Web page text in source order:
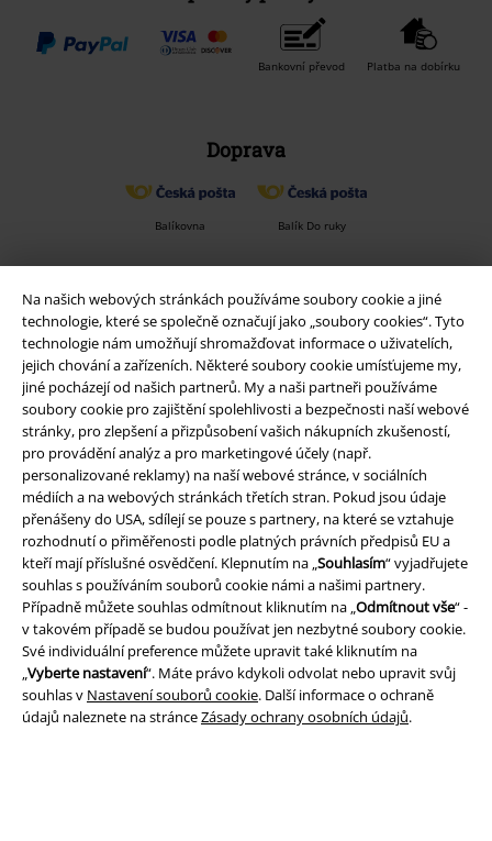
Na našich webových stránkách používáme soubory cookie a jiné
technologie, které se společně označují jako „soubory cookies“. Tyto
technologie nám umožňují shromažďovat informace o uživatelích,
jejich chování a zařízeních. Některé soubory cookie umísťujeme my,
jiné pocházejí od našich partnerů. My a naši partneři používáme
soubory cookie pro zajištění spolehlivosti a bezpečnosti naší webové
stránky, pro zlepšení a přizpůsobení vašich nákupních zkušeností,
pro provádění analýz a pro marketingové účely (např.
personalizované reklamy) na naší webové stránce, v sociálních
médiích a na webových stránkách třetích stran. Pokud jsou údaje
přenášeny do USA, sdílejí se pouze s partnery, na které se vztahuje
rozhodnutí o přiměřenosti podle platných právních předpisů EU a
kteří mají příslušné osvědčení. Klepnutím na „Souhlasím“ vyjadřujete
souhlas s používáním souborů cookie námi a našimi partnery.
Případně můžete souhlas odmítnout kliknutím na „Odmítnout vše“ -
v takovém případě se budou používat jen nezbytné soubory cookie.
Své individuální preference můžete upravit také kliknutím na
„Vyberte nastavení“. Máte právo kdykoli odvolat nebo upravit svůj
souhlas v Nastavení souborů cookie. Další informace o ochraně
údajů naleznete na stránceZásady ochrany osobních údajů.
Bankovní převod Platba na dobírku
Doprava
Balíkovna Balík Do ruky
EMP aplikaci
Stáhněte si novou EMP aplikaci zdarma a využijte všechny nové
funkce a výhody!
A Warner Music Group Company